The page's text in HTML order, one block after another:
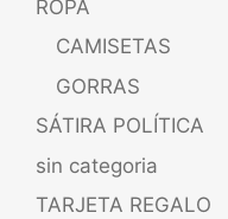
ROPA
CAMISETAS
GORRAS
SÁTIRA POLÍTICA
sin categoria
TARJETA REGALO